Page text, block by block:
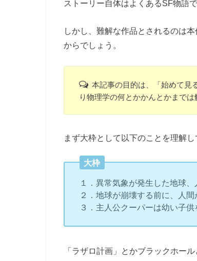
ストーリー自体はよくあるSF物語で
しかし、難解な作品とされるのは
からでしょう。
本記事の目的は、「始めて見
り物理学の何とかかんとかまでは
まず大枠として以下のことを理解し
大枠
１．異常気象が発生した地球
２．地球が崩壊する前に、人
３．主人公クーパーは幼い子供
「ラザロ計画」とかブラックホー